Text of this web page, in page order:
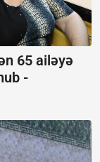
65 ailəyə
-